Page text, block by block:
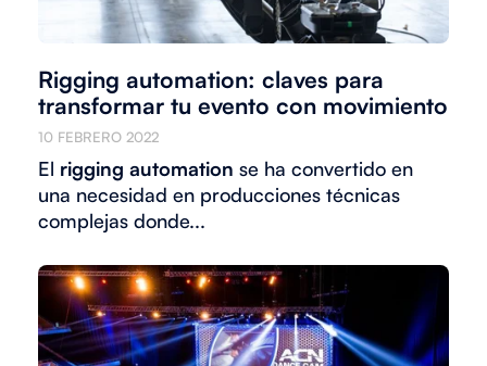
Rigging automation: claves para
transformar tu evento con movimiento
10 FEBRERO 2022
El rigging automation se ha convertido en
una necesidad en producciones técnicas
complejas donde...